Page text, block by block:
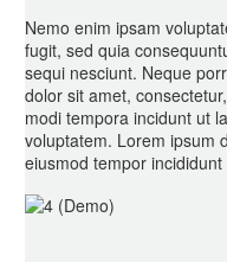
Nemo enim ipsam
fugit, sed quia
sequi nesciunt. Neque
dolor sit amet,
modi tempora incidunt ut
voluptatem. Lorem ipsum
eiusmod tempor